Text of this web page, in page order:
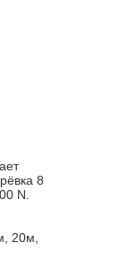
8
N.
20м,